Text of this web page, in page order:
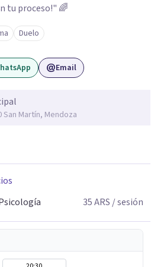
tu proceso!" 🌈
Duelo
Email
San Martín, Mendoza
35ARS / sesión